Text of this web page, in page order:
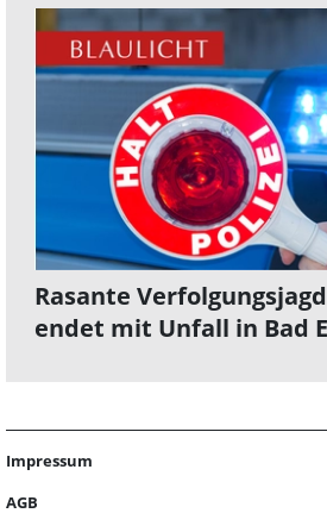
Rasante
endet mit Unfall in Bad
Impressum
AGB